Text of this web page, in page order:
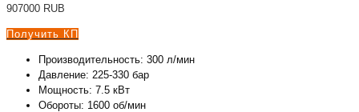
907000 RUB
Получить КП
Производительность: 300 л/мин
Давление: 225-330 бар
Мощность: 7.5 кВт
Обороты: 1600 об/мин